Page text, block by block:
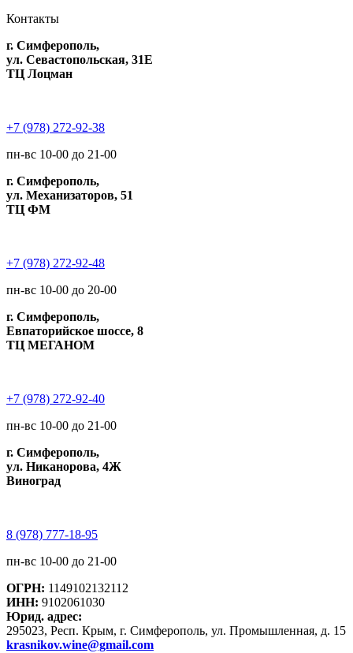
Контакты
г. Симферополь,
ул. Севастопольская, 31Е
ТЦ Лоцман
+7 (978) 272-92-38
пн-вс 10-00 до 21-00
г. Симферополь,
ул. Механизаторов, 51
ТЦ ФМ
+7 (978) 272-92-48
пн-вс 10-00 до 20-00
г. Симферополь,
Евпаторийское шоссе, 8
ТЦ МЕГАНОМ
+7 (978) 272-92-40
пн-вс 10-00 до 21-00
г. Симферополь,
ул. Никанорова, 4Ж
Виноград
8 (978) 777-18-95
пн-вс 10-00 до 21-00
ОГРН: 1149102132112
ИНН: 9102061030
Юрид. адрес:
295023, Респ. Крым, г. Симферополь, ул. Промышленная, д. 15
krasnikov.wine@gmail.com